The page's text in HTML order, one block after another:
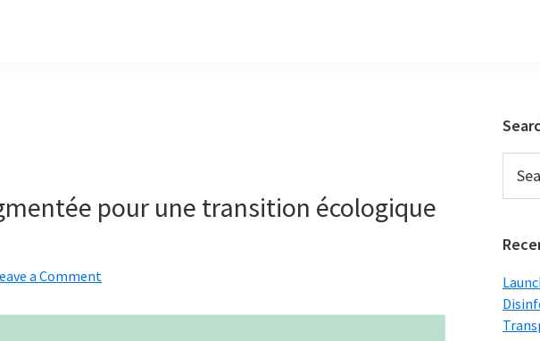
pour une transition écologique
a Comment
this